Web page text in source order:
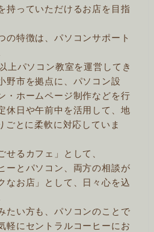
持っていただけるお店を目指
の特徴は、パソコンサポート
上パソコン教室を運営してき
野市を拠点に、パソコン設
・ホームページ制作などを行
休日や午前中を活用して、地
ごとに柔軟に対応していま
せるカフェ」として、
ーとパソコン、両方の相談が
なお店」として、日々心を込
たい方も、パソコンのことで
軽にセントラルコーヒーにお